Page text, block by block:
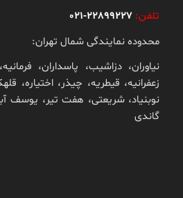
تلفن: 22899227-021
محدوده نمایندگی شمال تهران:
نیاوران، دزاشیب، پاسداران،
زعفرانیه، قیطریه، چیذر، اختیاره،
نوبنیاد، شریعتی، هفت تیر، یوسف
گاندی